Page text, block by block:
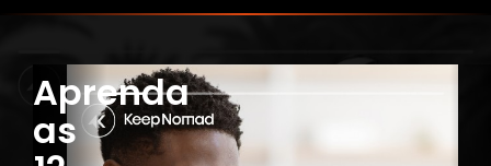
Aprenda
as